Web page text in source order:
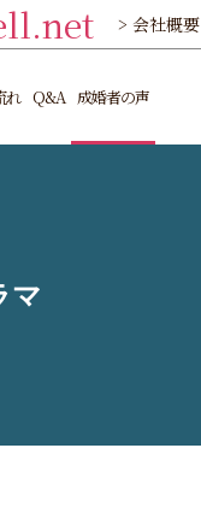
> 会社概要
れ Q&A 成婚者の声
マ